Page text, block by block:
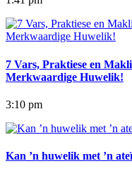
7 Vars, Praktiese en
Merkwaardige Huwelik!
3:10 pm
Kan ’n huwelik met ’n